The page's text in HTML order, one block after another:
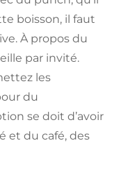
boisson, il faut
À propos du
par invité.
les
du
se doit d’avoir
et du café, des